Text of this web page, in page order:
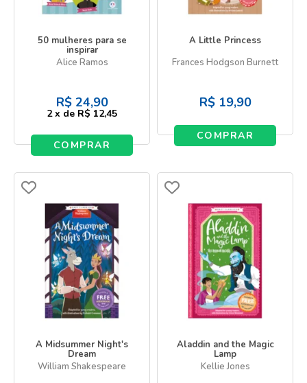
50 mulheres para se
inspirar
Alice Ramos
R$ 24,90
2 x de R$ 12,45
COMPRAR
A Little Princess
Frances Hodgson Burnett
R$ 19,90
COMPRAR
A Midsummer Night's
Dream
William Shakespeare
Aladdin and the Magic
Lamp
Kellie Jones